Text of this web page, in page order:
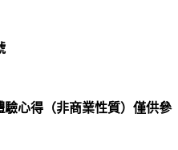
心得（非商業性質）僅供參